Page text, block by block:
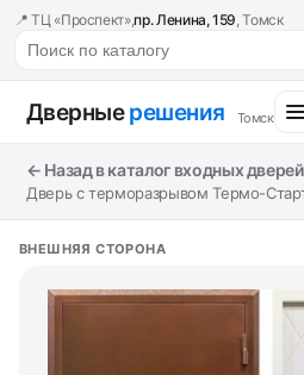
📍 ТЦ «Проспект»,пр. Ленина, 159, Томск
Дверныерешения Томск
← Назад в каталог входных дверей
Дверь с терморазрывом Термо-
ВНЕШНЯЯ СТОРОНА